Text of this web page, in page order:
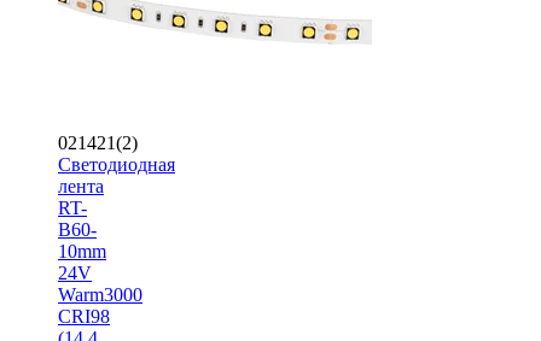
021421(2)
Светодиодная
лента
RT-
B60-
10mm
24V
Warm3000
CRI98